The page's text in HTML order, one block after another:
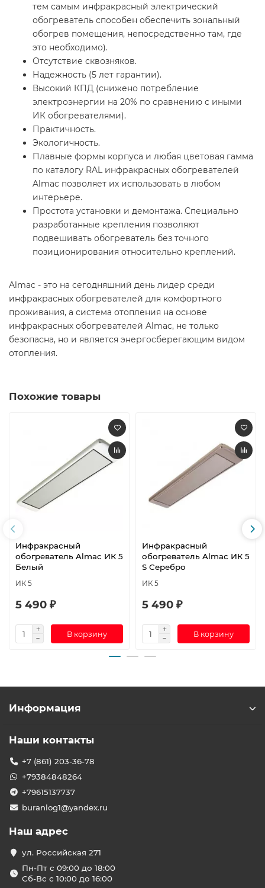
тем самым инфракрасный электрический
обогреватель способен обеспечить зональный
обогрев помещения, непосредственно там, где
это необходимо).
Отсутствие сквозняков.
Надежность (5 лет гарантии).
Высокий КПД (снижено потребление
электроэнергии на 20% по сравнению с иными
ИК обогревателями).
Практичность.
Экологичность.
Плавные формы корпуса и любая цветовая гамма
по каталогу RAL инфракрасных обогревателей
Almac позволяет их использовать в любом
интерьере.
Простота установки и демонтажа. Специально
разработанные крепления позволяют
подвешивать обогреватель без точного
позиционирования относительно креплений.
Almac - это на сегодняшний день лидер среди
инфракрасных обогревателей для комфортного
проживания, а система отопления на основе
инфракрасных обогревателей Almac, не только
безопасна, но и является энергосберегающим видом
отопления.
Похожие товары
Инфракрасный
обогреватель Almac ИК 5
Белый
ИК 5
5 490 ₽
В корзину
Инфракрасный
обогреватель Almac ИК 5
S Серебро
ИК 5
5 490 ₽
В корзину
Информация
Наши контакты
+7 (861) 203-36-78
+79384848264
+79615137737
buranlog1@yandex.ru
Наш адрес
ул. Российская 271
Пн-Пт с 09:00 до 18:00
Сб-Вс с 10:00 до 16:00